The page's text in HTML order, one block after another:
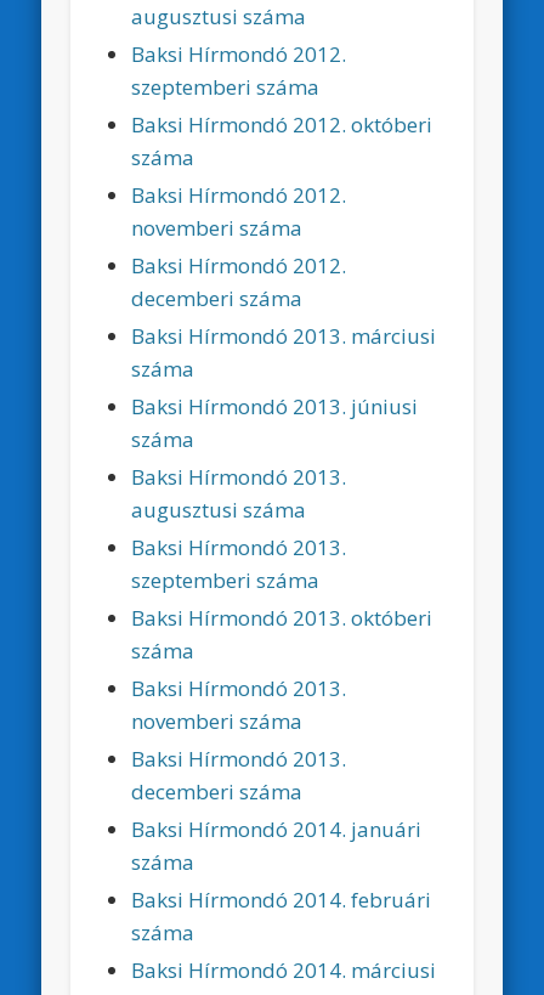
augusztusi száma
Baksi Hírmondó 2012.
szeptemberi száma
Baksi Hírmondó 2012. októberi
száma
Baksi Hírmondó 2012.
novemberi száma
Baksi Hírmondó 2012.
decemberi száma
Baksi Hírmondó 2013. márciusi
száma
Baksi Hírmondó 2013. júniusi
száma
Baksi Hírmondó 2013.
augusztusi száma
Baksi Hírmondó 2013.
szeptemberi száma
Baksi Hírmondó 2013. októberi
száma
Baksi Hírmondó 2013.
novemberi száma
Baksi Hírmondó 2013.
decemberi száma
Baksi Hírmondó 2014. januári
száma
Baksi Hírmondó 2014. februári
száma
Baksi Hírmondó 2014. márciusi